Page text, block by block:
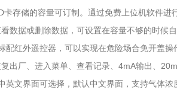
储的容量可订制。通过免费上位机软件进
据或删除数据，可设置在容量不够的时候自
红外遥控器，可以实现在危险场合免开盖操
厂、进入菜单、查看记录、4mA输出、
文界面可选择，默认中文界面，支持气体浓